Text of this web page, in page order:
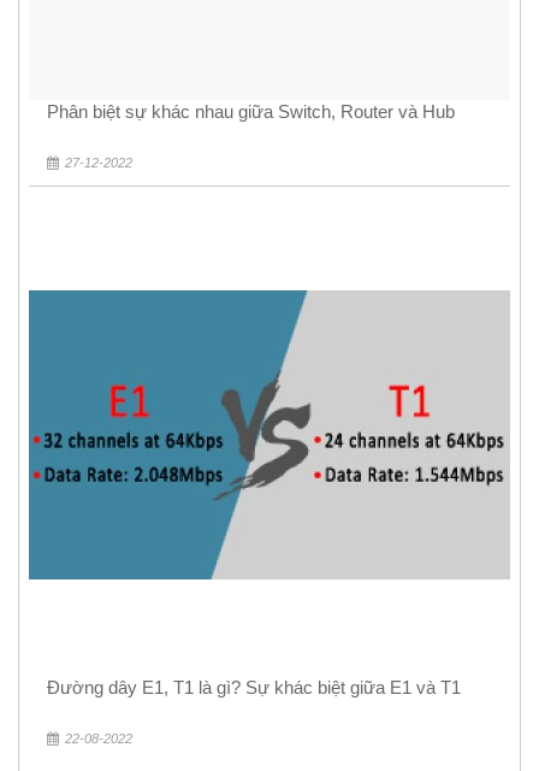
Phân biệt sự khác nhau giữa Switch, Router và Hub
27-12-2022
Đường dây E1, T1 là gì? Sự khác biệt giữa E1 và T1
22-08-2022